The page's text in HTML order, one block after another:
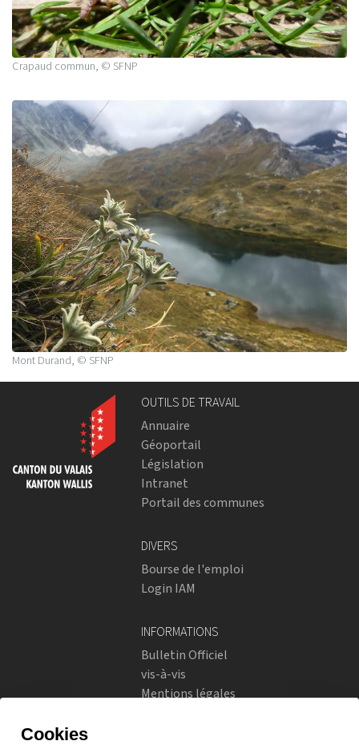
Crapaud commun, © SFNP
Mont Durand, © SFNP
OUTILS DE TRAVAIL
Annuaire
Géoportail
Législation
Intranet
Portail des communes
DIVERS
Bourse de l'emploi
Login IAM
INFORMATIONS
Bulletin Officiel
vis-à-vis
Mentions légales